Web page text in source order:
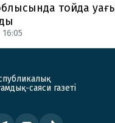
тойда
16:05
саяси газеті